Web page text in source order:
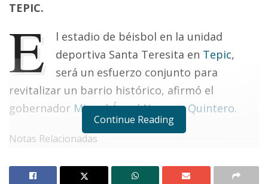
TEPIC.
E
l estadio de béisbol en la unidad
deportiva Santa Teresita en Tepic,
será un esfuerzo conjunto para
revitalizar un barrio histórico, afirmó el
gobernador Miguel Ángel Navarro Quintero.
Notas Relacionadas
Jala y Jomulco vibran con dos días de intensa
actividad deportiva
Continue Reading